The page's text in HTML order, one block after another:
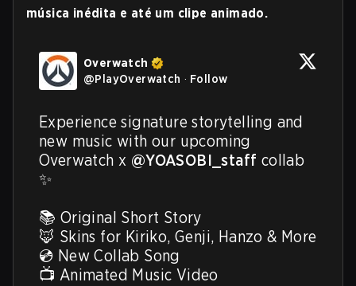
música inédita e até um clipe animado.
Overwatch
@PlayOverwatch · Follow
Experience signature storytelling and
new music with our upcoming
Overwatch x @YOASOBI_staff collab
✨
📚 Original Short Story
🦊 Skins for Kiriko, Genji, Hanzo & More
💿 New Collab Song
📺 Animated Music Video